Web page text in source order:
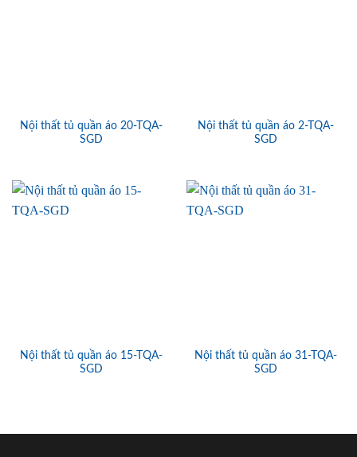
Nội thất tủ quần áo 20-TQA-
SGD
Nội thất tủ quần áo 2-TQA-
SGD
Nội thất tủ quần áo 15-TQA-
SGD
Nội thất tủ quần áo 31-TQA-
SGD